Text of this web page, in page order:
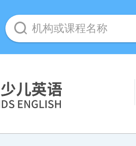
机构或课程名称